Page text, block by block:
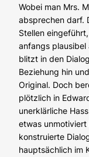
Wobei man Mrs.
absprechen darf.
Stellen
anfangs
blitzt in den
Beziehung hin
Original. Doch
plötzlich in
unerklärliche
etwas
konstruierte
hauptsächlich im